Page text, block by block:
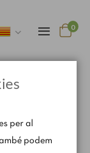
0
per al
podem